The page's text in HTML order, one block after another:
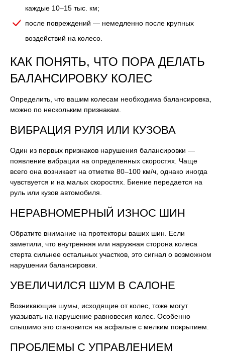
каждые 10–15 тыс. км;
после повреждений — немедленно после крупных
воздействий на колесо.
КАК ПОНЯТЬ, ЧТО ПОРА ДЕЛАТЬ
БАЛАНСИРОВКУ КОЛЕС
Определить, что вашим колесам необходима балансировка,
можно по нескольким признакам.
ВИБРАЦИЯ РУЛЯ ИЛИ КУЗОВА
Один из первых признаков нарушения балансировки —
появление вибрации на определенных скоростях. Чаще
всего она возникает на отметке 80–100 км/ч, однако иногда
чувствуется и на малых скоростях. Биение передается на
руль или кузов автомобиля.
НЕРАВНОМЕРНЫЙ ИЗНОС ШИН
Обратите внимание на протекторы ваших шин. Если
заметили, что внутренняя или наружная сторона колеса
стерта сильнее остальных участков, это сигнал о возможном
нарушении балансировки.
УВЕЛИЧИЛСЯ ШУМ В САЛОНЕ
Возникающие шумы, исходящие от колес, тоже могут
указывать на нарушение равновесия колес. Особенно
слышимо это становится на асфальте с мелким покрытием.
ПРОБЛЕМЫ С УПРАВЛЕНИЕМ